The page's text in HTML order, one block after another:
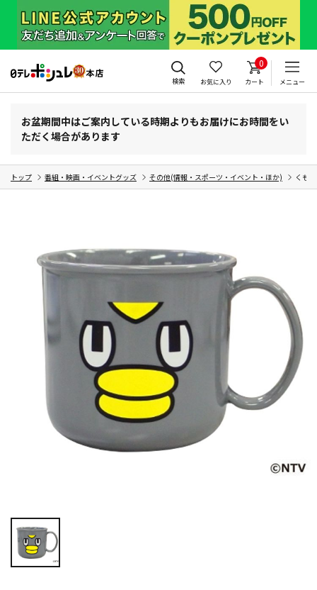
検索 お気に入り
0
カート メニュー
お盆期間中はご案内している時期よりもお届けにお時間をい
ただく場合があります
トップ 番組・映画・イベントグッズ その他(情報・スポーツ・イベント・ほか) くも